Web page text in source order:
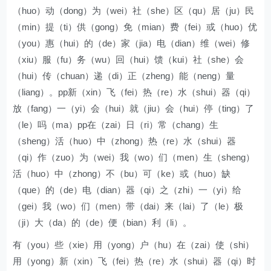
（huo）动（dong）为（wei）社（she）区（qu）居（ju）民
（min）提（ti）供（gong）免（mian）费（fei）或（huo）优
（you）惠（hui）的（de）家（jia）电（dian）维（wei）修
（xiu）服（fu）务（wu）回（hui）馈（kui）社（she）会
（hui）传（chuan）递（di）正（zheng）能（neng）量
（liang）。pp新（xin）飞（fei）热（re）水（shui）器（qi）
放（fang）一（yi）会（hui）就（jiu）会（hui）停（ting）了
（le）吗（ma）pp在（zai）日（ri）常（chang）生
（sheng）活（huo）中（zhong）热（re）水（shui）器
（qi）作（zuo）为（wei）我（wo）们（men）生（sheng）
活（huo）中（zhong）不（bu）可（ke）或（huo）缺
（que）的（de）电（dian）器（qi）之（zhi）一（yi）给
（gei）我（wo）们（men）带（dai）来（lai）了（le）极
（ji）大（da）的（de）便（bian）利（li）。
有（you）些（xie）用（yong）户（hu）在（zai）使（shi）
用（yong）新（xin）飞（fei）热（re）水（shui）器（qi）时